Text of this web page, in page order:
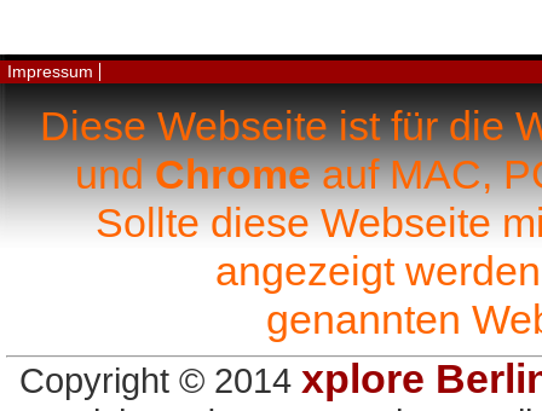
Impressum
Diese Webseite ist für die
undChromeauf MAC,
Sollte diese Webseite
angezeigt
genannten
Copyright © 2014xplore